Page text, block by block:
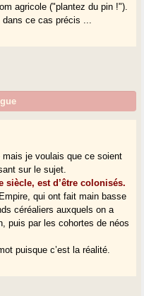
agricole ("plantez du pin !").
ce cas précis ...
mais je voulais que ce soient
sur le sujet.
siècle, est d’être colonisés.
qui ont fait main basse
céréaliers auxquels on a
puis par les cohortes de néos
puisque c’est la réalité.